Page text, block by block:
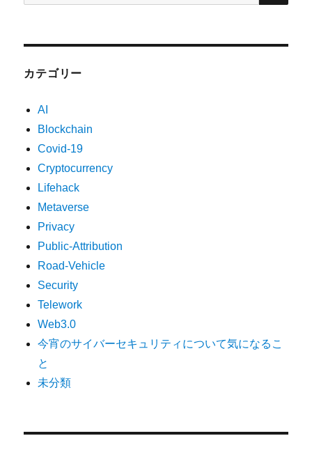
索:
カテゴリー
AI
Blockchain
Covid-19
Cryptocurrency
Lifehack
Metaverse
Privacy
Public-Attribution
Road-Vehicle
Security
Telework
Web3.0
今宵のサイバーセキュリティについて気になるこ
と
未分類